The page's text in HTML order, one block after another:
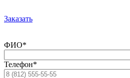
Заказать
ФИО*
Телефон*